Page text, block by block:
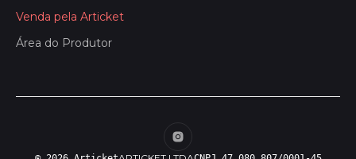
Venda pela Articket
Área do Produtor